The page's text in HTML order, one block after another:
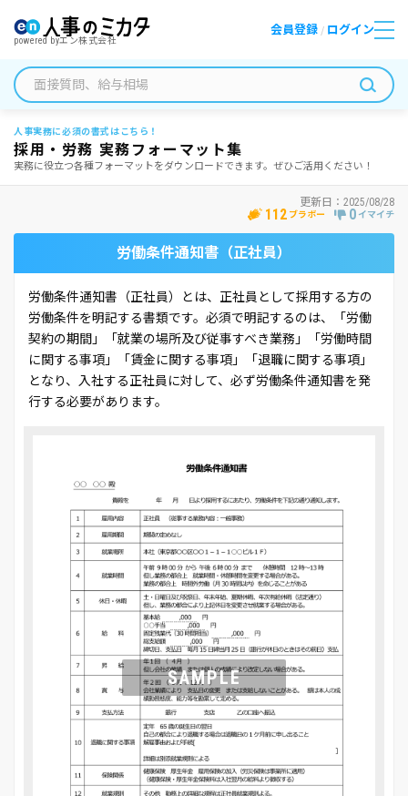
powered byエン株式会社
会員登録 / ログイン
人事実務に必須の書式はこちら！
採用・労務 実務フォーマット集
実務に役立つ各種フォーマットをダウンロードできます。ぜひご活用ください！
更新日： 2025/08/28
112 ブラボー 0 イマイチ
労働条件通知書（正社員）
労働条件通知書（正社員）とは、正社員として採用する方の
労働条件を明記する書類です。必須で明記するのは、「労働
契約の期間」「就業の場所及び従事すべき業務」「労働時間
に関する事項」「賃金に関する事項」「退職に関する事項」
となり、入社する正社員に対して、必ず労働条件通知書を発
行する必要があります。